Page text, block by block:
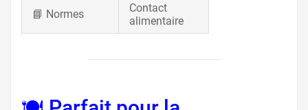
📘 Normes
Contact
alimentaire